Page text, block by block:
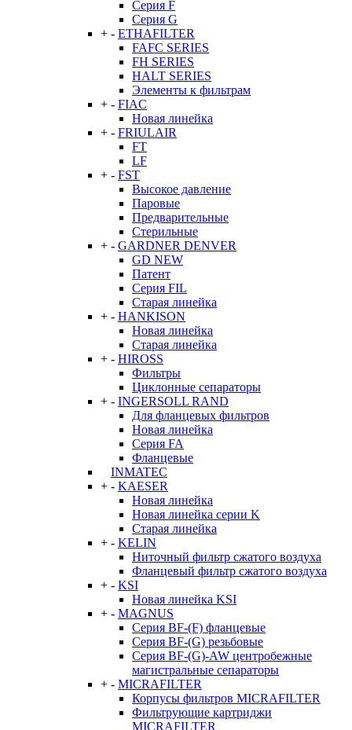
Серия F
Серия G
+ - ETHAFILTER
FAFC SERIES
FH SERIES
HALT SERIES
Элементы к фильтрам
+ - FIAC
Новая линейка
+ - FRIULAIR
FT
LF
+ - FST
Высокое давление
Паровые
Предварительные
Стерильные
+ - GARDNER DENVER
GD NEW
Патент
Серия FIL
Старая линейка
+ - HANKISON
Новая линейка
Старая линейка
+ - HIROSS
Фильтры
Циклонные сепараторы
+ - INGERSOLL RAND
Для фланцевых фильтров
Новая линейка
Серия FA
Фланцевые
INMATEC
+ - KAESER
Новая линейка
Новая линейка серии K
Старая линейка
+ - KELIN
Ниточный фильтр сжатого воздуха
Фланцевый фильтр сжатого воздуха
+ - KSI
Новая линейка KSI
+ - MAGNUS
Серия BF-(F) фланцевые
Серия BF-(G) резьбовые
Серия BF-(G)-AW центробежные
магистральные сепараторы
+ - MICRAFILTER
Корпусы фильтров MICRAFILTER
Фильтрующие картриджи
MICRAFILTER